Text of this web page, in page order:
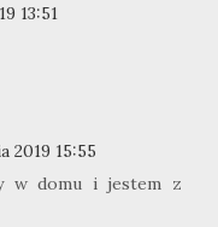
13:51
2019 15:55
w domu i jestem z